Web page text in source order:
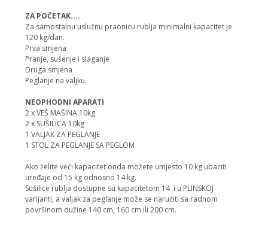
ZA POČETAK....
Za samostalnu uslužnu praonicu rublja minimalni kapacitet je
120 kg/dan.
Prva smjena
Pranje, sušenje i slaganje
Druga smjena
Peglanje na valjku.
NEOPHODNI APARATI
2 x VEŠ MAŠINA 10kg
2 x SUŠILICA 10kg
1 VALJAK ZA PEGLANJE
1 STOL ZA PEGLANJE SA PEGLOM
Ako želite veći kapacitet onda možete umjesto 10 kg ubaciti
uređaje od 15 kg odnosno 14 kg.
Sušilice rublja dostupne su kapacitetom 14 i u PLINSKOJ
varijanti, a valjak za peglanje može se naručiti sa radnom
površinom dužine 140 cm, 160 cm ili 200 cm.